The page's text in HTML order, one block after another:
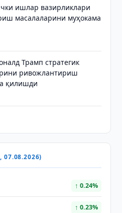
ишлар вазирликлари
масалаларини муҳокама
Трамп стратегик
ривожлантириш
қилишди
↑ 0.24%
↑ 0.23%